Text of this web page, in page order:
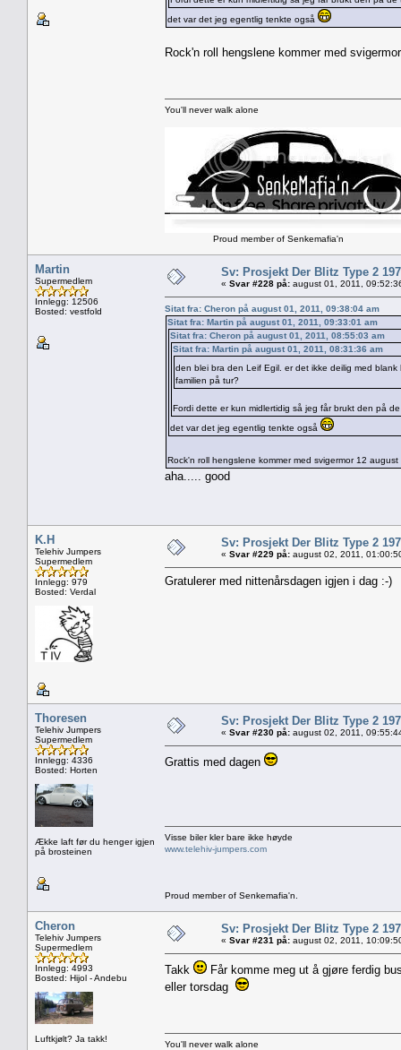
det var det jeg egentlig tenkte også
Rock'n roll hengslene kommer med
You'll never walk alone
Proud member of Senkemafia'n
Martin
Supermedlem
Innlegg: 12506
Bosted: vestfold
Sv: Prosjekt Der Blitz Type 2
« Svar #228 på: august 01, 2011,
Sitat fra: Cheron på august 01, 2011, 09:38:04 am
Sitat fra: Martin på august 01, 2011, 09:33:01 am
Sitat fra: Cheron på august 01, 2011, 08:55:03 am
Sitat fra: Martin på august 01, 2011, 08:31:36 am
den blei bra den Leif Egil. er det ikke deilig med
familien på tur?
Fordi dette er kun midlertidig så jeg får brukt den på
det var det jeg egentlig tenkte også
Rock'n roll hengslene kommer med svigermor 12 august
aha..... good
K.H
Telehiv Jumpers
Supermedlem
Innlegg: 979
Bosted: Verdal
Sv: Prosjekt Der Blitz Type 2
« Svar #229 på: august 02, 2011,
Gratulerer med nittenårsdagen igjen i dag :-)
Thoresen
Telehiv Jumpers
Supermedlem
Innlegg: 4336
Bosted: Horten
Ække laft før du henger igjen
på brosteinen
Sv: Prosjekt Der Blitz Type 2
« Svar #230 på: august 02, 2011,
Grattis med dagen
Visse biler kler bare ikke høyde
www.telehiv-jumpers.com
Proud member of Senkemafia'n.
Cheron
Telehiv Jumpers
Supermedlem
Innlegg: 4993
Bosted: Hijol - Andebu
Luftkjølt? Ja takk!
Sv: Prosjekt Der Blitz Type 2
« Svar #231 på: august 02, 2011,
Takk
Får komme meg ut å gjøre ferdig
eller torsdag
You'll never walk alone